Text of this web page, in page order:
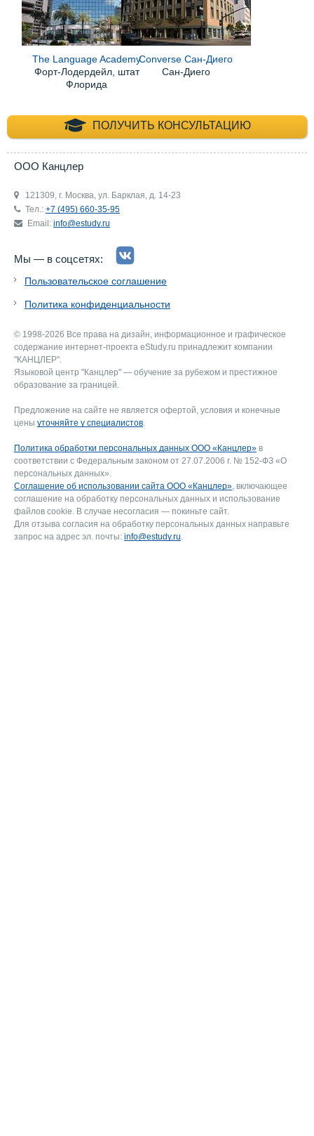
The Language Academy
Форт-Лодердейл, штат
Флорида
Converse Сан-Диего
Сан-Диего
ПОЛУЧИТЬ КОНСУЛЬТАЦИЮ
+7 (495) 660-35-
ООО Канцлер
121309, г. Москва, ул. Барклая, д. 14-23
Тел.: +7 (495) 660-35-95
Email: info@estudy.ru
Мы — в соцсетях:
Пользовательское соглашение
Политика конфиденциальности
© 1998-2026 Все права на дизайн, информационное и графическое
содержание интернет-проекта eStudy.ru принадлежит компании
"КАНЦЛЕР".
Языковой центр "Канцлер" — обучение за рубежом и престижное
образование за границей.
Предложение на сайте не является офертой, условия и конечные
цены уточняйте у специалистов.
Политика обработки персональных данных ООО «Канцлер» в
соответствии с Федеральным законом от 27.07.2006 г. № 152-ФЗ «О
персональных данных».
Соглашение об использовании сайта ООО «Канцлер», включающее
соглашение на обработку персональных данных и использование
файлов cookie. В случае несогласия — покиньте сайт.
Для отзыва согласия на обработку персональных данных направьте
запрос на адрес эл. почты: info@estudy.ru.